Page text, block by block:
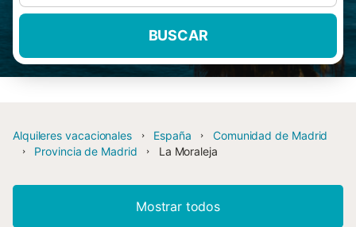
BUSCAR
Alquileres vacacionales España
Comunidad de Madrid
Provincia de Madrid
La Moraleja
Mostrar todos